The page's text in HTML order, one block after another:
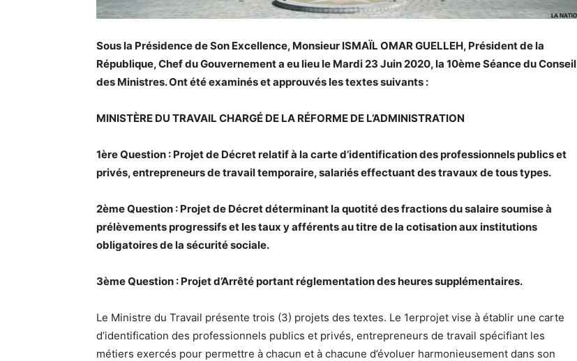
Sous la Présidence de Son Excellence, Monsieur ISMAÏL OMAR GUELLEH, Président de la
République, Chef du Gouvernement a eu lieu le Mardi 23 Juin 2020, la 10ème Séance du Conseil
des Ministres. Ont été examinés et approuvés les textes suivants :
MINISTÈRE DU TRAVAIL CHARGÉ DE LA RÉFORME DE L’ADMINISTRATION
1ère Question : Projet de Décret relatif à la carte d’identification des professionnels publics et
privés, entrepreneurs de travail temporaire, salariés effectuant des travaux de tous types.
2ème Question : Projet de Décret déterminant la quotité des fractions du salaire soumise à
prélèvements progressifs et les taux y afférents au titre de la cotisation aux institutions
obligatoires de la sécurité sociale.
3ème Question : Projet d’Arrêté portant réglementation des heures supplémentaires.
Le Ministre du Travail présente trois (3) projets des textes. Le 1erprojet vise à établir une carte
d’identification des professionnels publics et privés, entrepreneurs de travail spécifiant les
métiers exercés pour permettre à chacun et à chacune d’évoluer harmonieusement dans son